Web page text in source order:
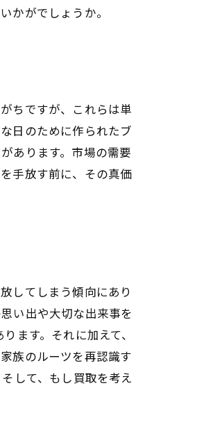
かがでしょうか。
ちですが、これらは単
日のために作られたブ
あります。市場の需要
手放す前に、その真価
してしまう傾向にあり
い出や大切な出来事を
ます。それに加えて、
族のルーツを再認識す
して、もし買取を考え